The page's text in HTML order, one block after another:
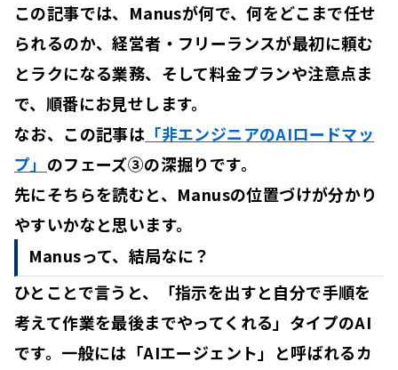
この記事では、Manusが何で、何をどこまで任せ
られるのか、経営者・フリーランスが最初に頼む
とラクになる業務、そして料金プランや注意点ま
で、順番にお見せします。
なお、この記事は 「非エンジニアのAIロードマッ
プ」 のフェーズ③の深掘りです。
先にそちらを読むと、Manusの位置づけが分かり
やすいかなと思います。
Manusって、結局なに？
ひとことで言うと、「指示を出すと自分で手順を
考えて作業を最後までやってくれる 」タイプのAI
です。一般には「AIエージェント 」と呼ばれるカ